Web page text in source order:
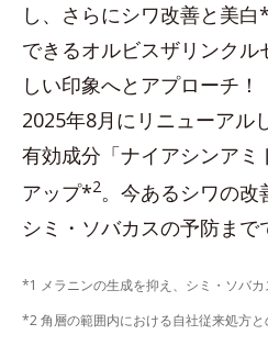
し、さらにシワ改善と美白*
できるオルビスザリンクル
しい印象へとアプローチ！
2025年8月にリニューアル
有効成分「ナイアシンア
アップ*2。今あるシワの改
シミ・ソバカスの予防まで
*1 メラニンの生成を抑え、シミ・ソバカ
*2 角層の範囲内における自社従来処方と